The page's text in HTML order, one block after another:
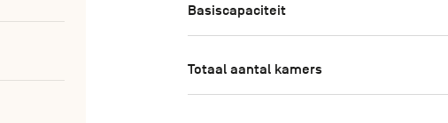
Basiscapaciteit
Totaal aantal kamers